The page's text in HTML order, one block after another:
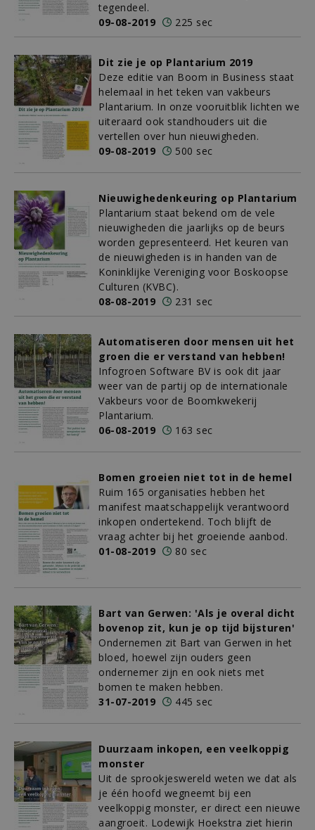
tegendeel.
09-08-2019
225 sec
Dit zie je op Plantarium 2019
Deze editie van Boom in Business staat
helemaal in het teken van vakbeurs
Plantarium. In onze vooruitblik lichten we
uiteraard ook standhouders uit die
vertellen over hun nieuwigheden.
09-08-2019
500 sec
Nieuwighedenkeuring op Plantarium
Plantarium staat bekend om de vele
nieuwigheden die jaarlijks op de beurs
worden gepresenteerd. Het keuren van
de nieuwigheden is in handen van de
Koninklijke Vereniging voor Boskoopse
Culturen (KVBC).
08-08-2019
231 sec
Automatiseren door mensen uit het
groen die er verstand van hebben!
Infogroen Software BV is ook dit jaar
weer van de partij op de internationale
Vakbeurs voor de Boomkwekerij
Plantarium.
06-08-2019
163 sec
Bomen groeien niet tot in de hemel
Ruim 165 organisaties hebben het
manifest maatschappelijk verantwoord
inkopen ondertekend. Toch blijft de
vraag achter bij het groeiende aanbod.
01-08-2019
80 sec
Bart van Gerwen: 'Als je overal dicht
bovenop zit, kun je op tijd bijsturen'
Ondernemen zit Bart van Gerwen in het
bloed, hoewel zijn ouders geen
ondernemer zijn en ook niets met
bomen te maken hebben.
31-07-2019
445 sec
Duurzaam inkopen, een veelkoppig
monster
Uit de sprookjeswereld weten we dat als
je één hoofd wegneemt bij een
veelkoppig monster, er direct een nieuwe
aangroeit. Lodewijk Hoekstra ziet hierin